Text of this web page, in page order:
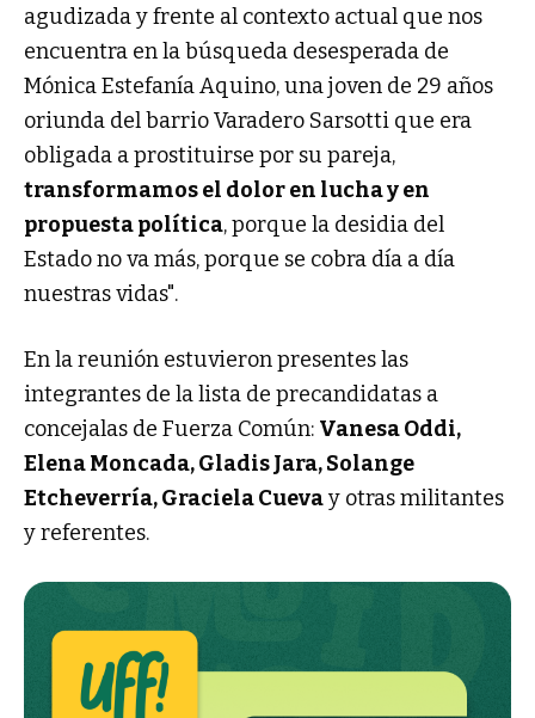
agudizada y frente al contexto actual que nos
encuentra en la búsqueda desesperada de
Mónica Estefanía Aquino, una joven de 29 años
oriunda del barrio Varadero Sarsotti que era
obligada a prostituirse por su pareja,
transformamos el dolor en lucha y en
propuesta política, porque la desidia del
Estado no va más, porque se cobra día a día
nuestras vidas".
En la reunión estuvieron presentes las
integrantes de la lista de precandidatas a
concejalas de Fuerza Común: Vanesa Oddi,
Elena Moncada, Gladis Jara, Solange
Etcheverría, Graciela Cuevay otras militantes
y referentes.